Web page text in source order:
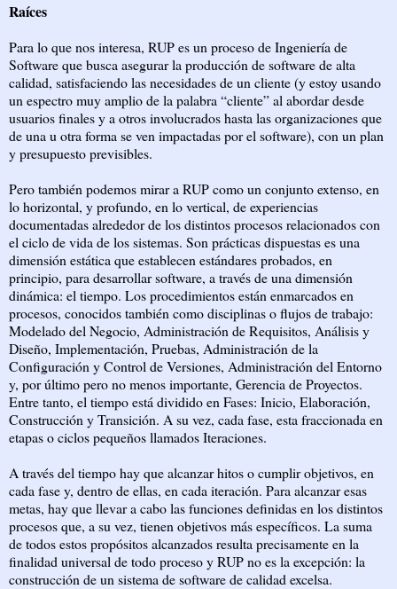
Raíces
Para lo que nos interesa, RUP es un proceso de Ingeniería de
Software que busca asegurar la producción de software de alta
calidad, satisfaciendo las necesidades de un cliente (y estoy usando
un espectro muy amplio de la palabra “cliente” al abordar desde
usuarios finales y a otros involucrados hasta las organizaciones que
de una u otra forma se ven impactadas por el software), con un plan
y presupuesto previsibles.
Pero también podemos mirar a RUP como un conjunto extenso, en
lo horizontal, y profundo, en lo vertical, de experiencias
documentadas alrededor de los distintos procesos relacionados con
el ciclo de vida de los sistemas. Son prácticas dispuestas es una
dimensión estática que establecen estándares probados, en
principio, para desarrollar software, a través de una dimensión
dinámica: el tiempo. Los procedimientos están enmarcados en
procesos, conocidos también como disciplinas o flujos de trabajo:
Modelado del Negocio, Administración de Requisitos, Análisis y
Diseño, Implementación, Pruebas, Administración de la
Configuración y Control de Versiones, Administración del Entorno
y, por último pero no menos importante, Gerencia de Proyectos.
Entre tanto, el tiempo está dividido en Fases: Inicio, Elaboración,
Construcción y Transición. A su vez, cada fase, esta fraccionada en
etapas o ciclos pequeños llamados Iteraciones.
A través del tiempo hay que alcanzar hitos o cumplir objetivos, en
cada fase y, dentro de ellas, en cada iteración. Para alcanzar esas
metas, hay que llevar a cabo las funciones definidas en los distintos
procesos que, a su vez, tienen objetivos más específicos. La suma
de todos estos propósitos alcanzados resulta precisamente en la
finalidad universal de todo proceso y RUP no es la excepción: la
construcción de un sistema de software de calidad excelsa.